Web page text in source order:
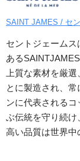
SAINT JAMES / セ
セントジェーム
ある
上質な素材を厳
とに製造され、
ンに代表される
ぶ伝統を守り続け
高い品質は世界中